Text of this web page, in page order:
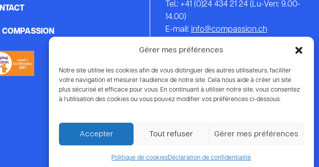
Gérer mes préférences
Notre site utilise les cookies afin de vous distinguer des autres utilisateurs, faciliter
votre navigation et mesurer l’audience de notre site. Cela nous aide à créer un site
plus sécurisé et efficace pour vous. En continuant à utiliser notre site, vous consentez
à l’utilisation des cookies ou vous pouvez modifier vos préférences ci-dessous.
Accepter Tout refuser Gérer mes préférences
Politique de cookiesDéclaration de confidentialité
COMPASSION
Tel.: +41 (0)24 434 21 24 (Lu-Ven: 9.00-
14.00)
E-mail: info@compassion.ch
Vos donsà Compassion sont
déductibles des impôts.
Protection des données